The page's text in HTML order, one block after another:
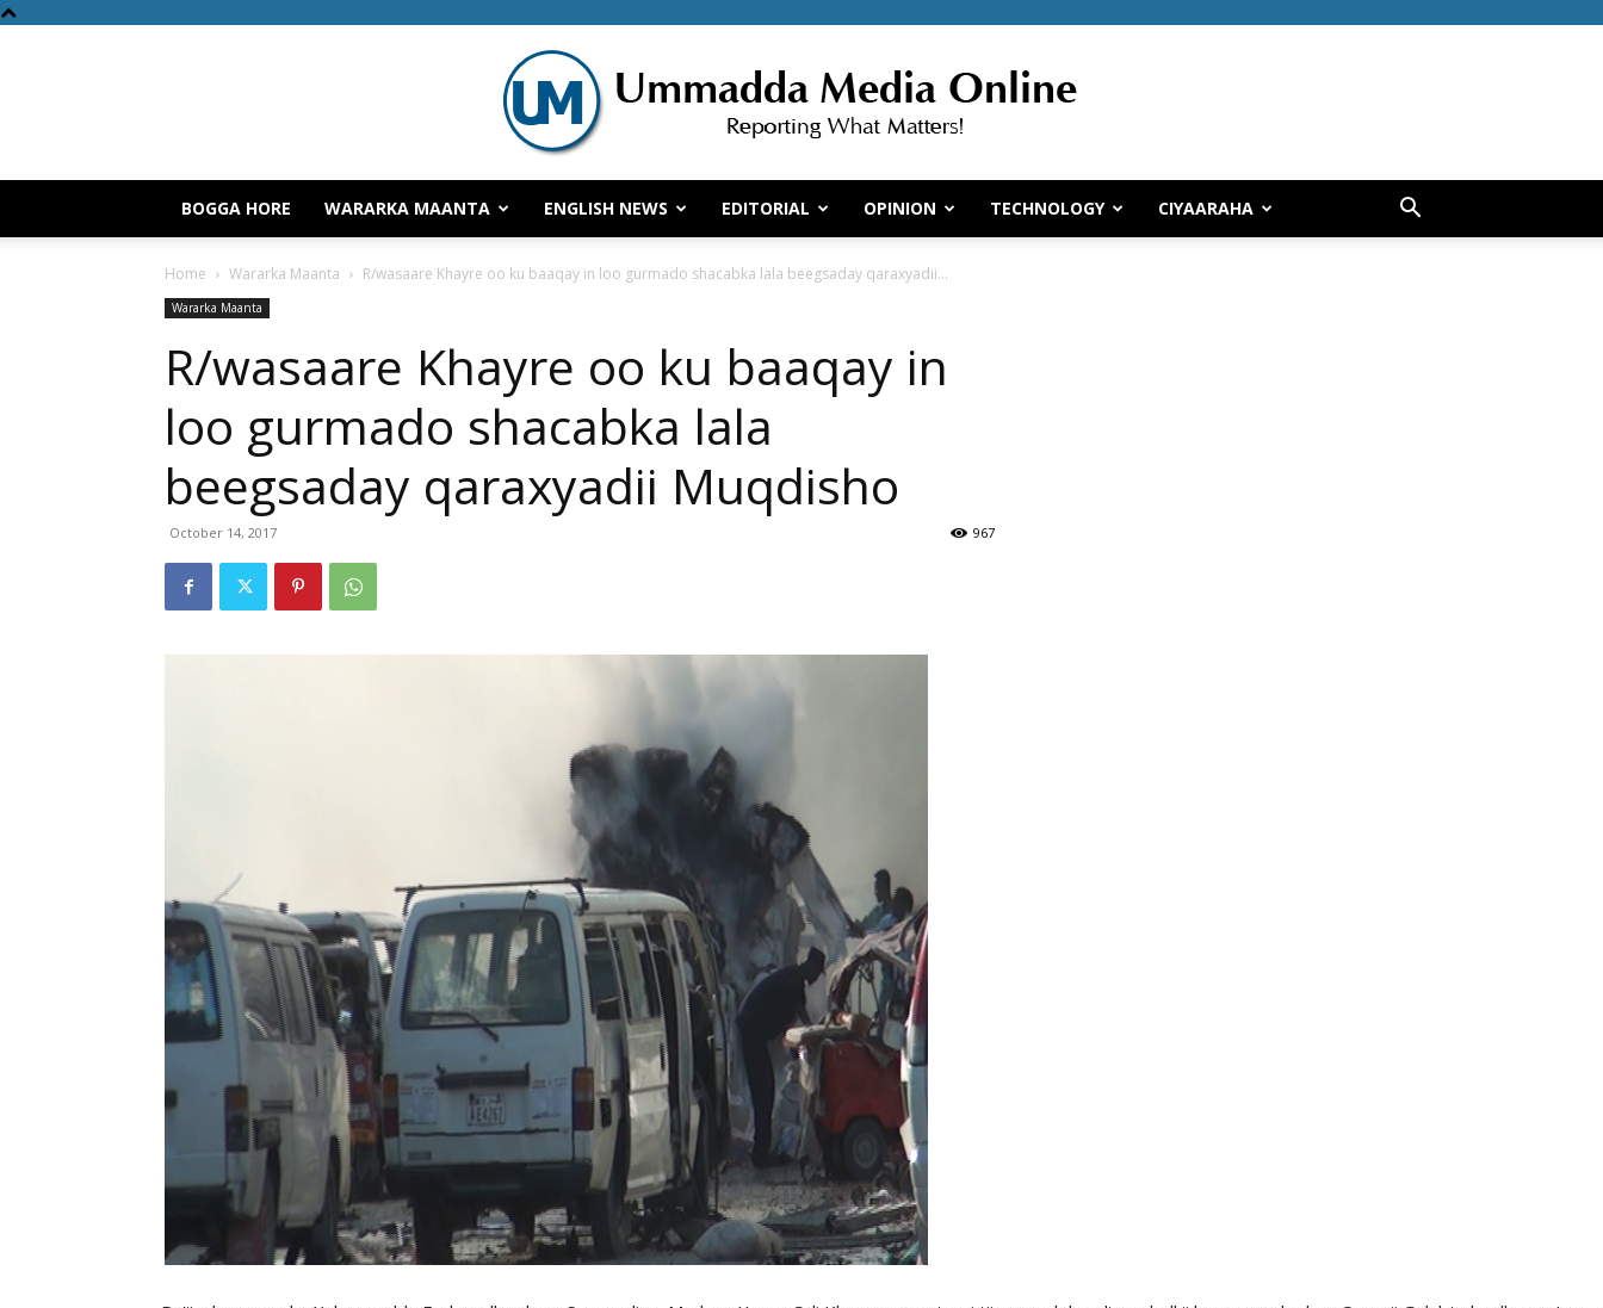
Ummadda
Media
Reporting
What
Matters,
BOGGA HORE WARARKA MAANTA ENGLISH NEWS EDITORIAL OPINION TECHNOLOGY CIYAARAHA
Home Wararka Maanta R/wasaare Khayre oo ku baaqay in loo gurmado shacabka lala beegsaday qaraxyadii...
Wararka Maanta
R/wasaare Khayre oo ku baaqay in
loo gurmado shacabka lala
beegsaday qaraxyadii Muqdisho
October 14, 2017 967